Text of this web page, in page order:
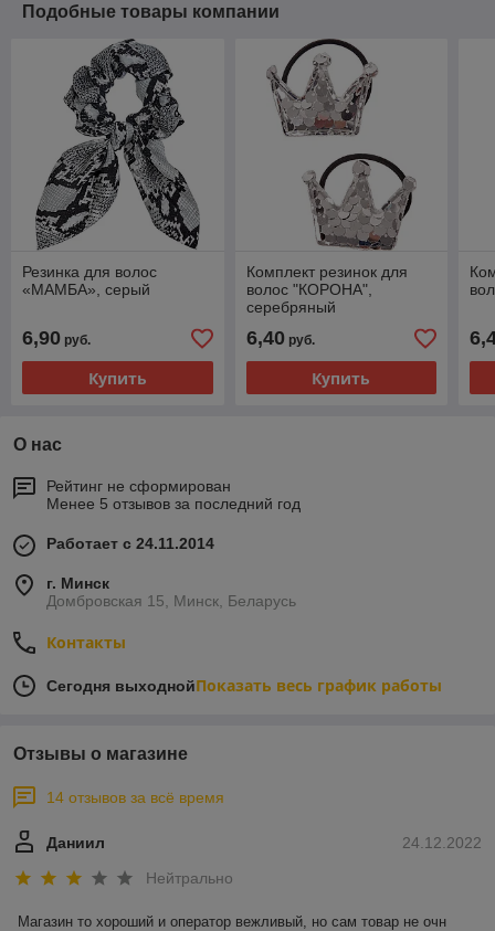
Подобные товары компании
Резинка для волос
«МАМБА», серый
6,90 руб.
Купить
Комплект резинок для
волос "КОРОНА",
серебряный
6,40руб.
Купить
О нас
Рейтинг не сформирован
Менее 5 отзывов за последний год
Работает с 24.11.2014
г. Минск
Домбровская 15, Минск, Беларусь
Контакты
Сегодня выходнойПоказать весь график работы
Отзывы о магазине
14 отзывов за всё время
24.12.2022
Даниил
Нейтрально
Магазин то хороший и оператор вежливый, но сам товар не очн